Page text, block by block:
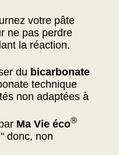
votre pâte
ne pas perdre
la réaction.
du bicarbonate
technique
non adaptées à
Ma Vie éco®
donc, non